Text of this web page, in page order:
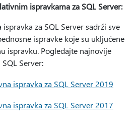
ispravkama za SQL Server:
za SQL Server sadrži sve
ispravke koje su uključene
ispravku. Pogledajte najnovije
Server:
ispravka za SQL Server 2019
ispravka za SQL Server 2017